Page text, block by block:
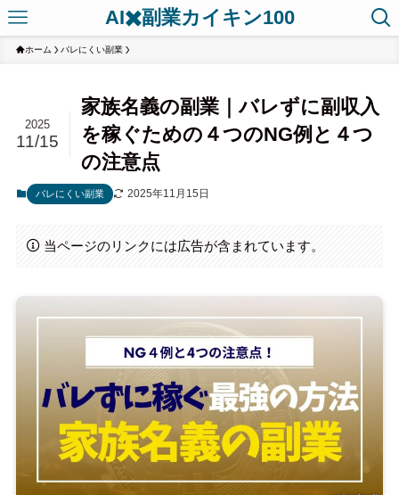
AI✖️副業カイキン100
ホーム バレにくい副業
家族名義の副業｜バレずに副収入
を稼ぐための４つのNG例と４つ
の注意点
2025
11/15
バレにくい副業 2025年11月15日
当ページのリンクには広告が含まれています。